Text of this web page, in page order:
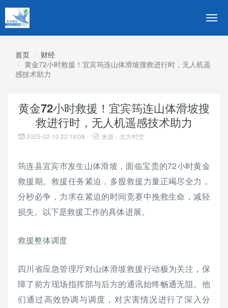
切
导
首页
财经
黄金72小时救援！宜宾筠连山体滑坡搜救进行时，无人机遥
感技术助力
黄金72小时救援！宜宾筠连山体滑坡搜
救进行时，无人机遥感技术助力
2025-02-10 22:19:08 来源：北方时空
筠连县宜宾市发生山体滑坡，面临宝贵的72小时黄金
救援期。救援任务紧迫，多股救援力量正竭尽全力，
分秒必争，力求在紧迫的时间竞赛中挽救生命，减轻
损失。以下是救援工作的具体进展。
救援整体调度
四川省应急管理厅对山体滑坡救援行动极为关注，保
障了前方现场指挥部与后方的通讯始终畅通无阻。他
们通过高效协调与调度，对灾害情况进行了深入分